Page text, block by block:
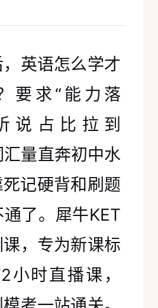
英语怎么学才
要求“能力落
说占比拉到
量直奔初中水
记硬背和刷题
了。犀牛KET
，专为新课标
小时直播课，